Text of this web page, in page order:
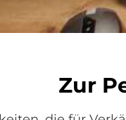
Zur